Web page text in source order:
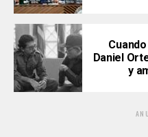
Daniel
y